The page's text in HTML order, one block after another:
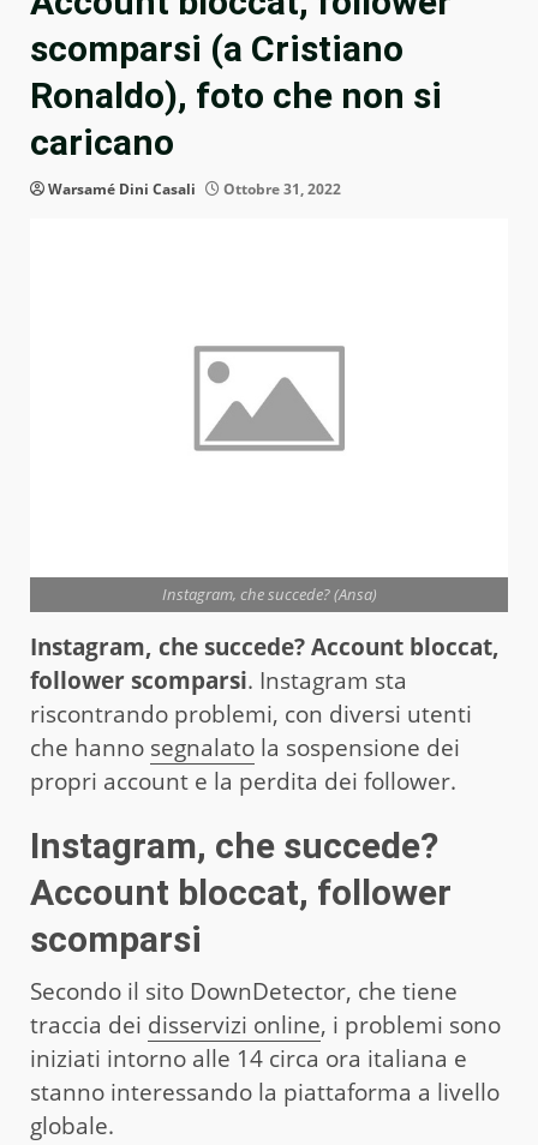
scomparsi (a Cristiano
Ronaldo), foto che non si
caricano
Warsamé Dini Casali Ottobre 31, 2022
Instagram, che succede? (Ansa)
Instagram, che succede? Account bloccat,
follower scomparsi. Instagram sta
riscontrando problemi, con diversi utenti
che hanno segnalato la sospensione dei
propri account e la perdita dei follower.
Instagram, che succede?
Account bloccat, follower
scomparsi
Secondo il sito DownDetector, che tiene
traccia dei disservizi online, i problemi sono
iniziati intorno alle 14 circa ora italiana e
stanno interessando la piattaforma a livello
globale.